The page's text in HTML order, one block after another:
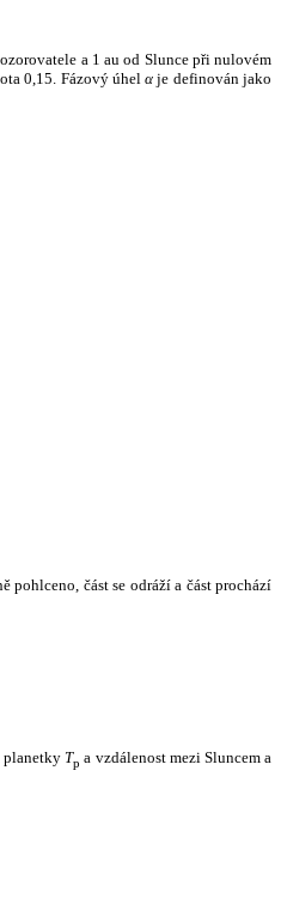
a 1 au od Slunce při nulovém
0,15. Fázový úhelα je definován jako
pohlceno, část se odráží a část prochází
planetky Tp a vzdálenost mezi Sluncem a